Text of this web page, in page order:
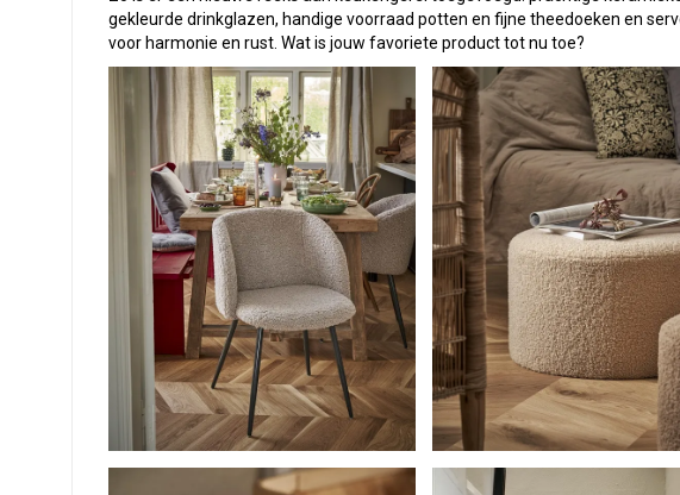
gekleurde drinkglazen, handige voorraad potten en fijne theedoeken en
voor harmonie en rust. Wat is jouw favoriete product tot nu toe?